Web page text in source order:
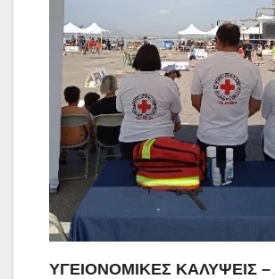
ΥΓΕΙΟΝΟΜΙΚΕΣ ΚΑΛΥΨΕΙΣ